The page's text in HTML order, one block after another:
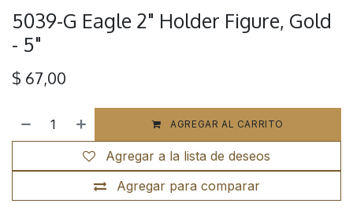
5039-G Eagle 2" Holder Figure, Gold
- 5"
$ 67,00
AGREGAR AL CARRITO
Agregar para comparar
Agregar a la lista de deseos